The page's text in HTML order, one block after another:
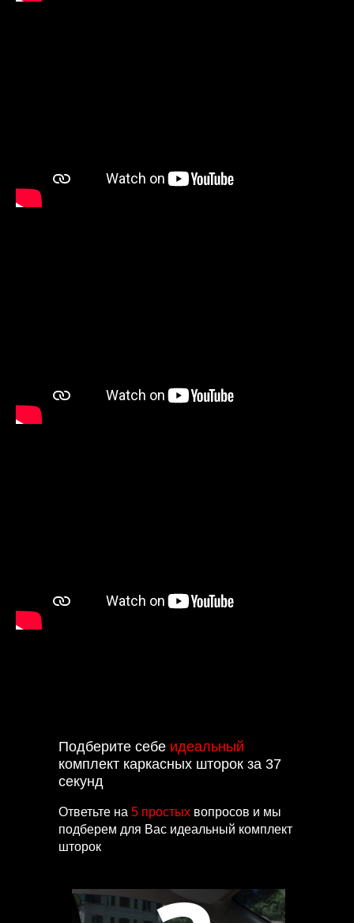
Подберите себе идеальный
комплект каркасных шторок за 37
секунд
Ответьте на 5 простых вопросов и мы
подберем для Вас идеальный комплект
шторок